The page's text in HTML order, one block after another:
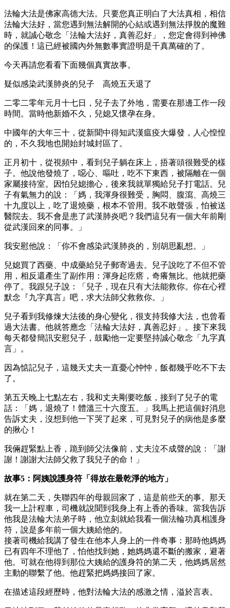
法輪大法是佛家高德大法。只要您真正明白了大法真相，相信
法輪大法好，當您遇到無法解開的心結或遇到無法掙脫的魔難
時，就誠心敬念「法輪大法好，真善忍好」，您定會得到神佛
的保護！這已經被國內外無數事實證明是千真萬確的了。
今天再請您看看下面幾個真實故事。
疑似感染武漢肺炎的兒子 高燒五天退了
二零二零年元月十七日，兒子去了外地，需要在那邊工作一段
時間。當時他新婚不久，兒媳又懷孕在身。
中國年的大年三十，從新聞中得知武漢瘟疫大爆發，人心惶惶
的，不久我地也開始封城封區了。
正月初十，從視頻中，看到兒子躺在床上，捂著頭很難受的樣
子。他說他發燒了，噁心、嘔吐，吃不下東西，被隔離在一個
家屬接待室。因怕兒媳擔心，後來我就單獨給兒子打電話。兒
子有氣無力的說：「媽，我渾身很難受，胸悶、腹瀉、高燒三
十九度以上，吃了退燒藥，根本不管用。我不敢聲張，怕被送
醫院去。我不會是患了武漢肺炎吧？我們這兒有一個大年前剛
從武漢回來的同事。」
我安慰他說：「你不會感染武漢肺炎的，別胡思亂想。」
兒媳買了西藥、中成藥給兒子郵寄過去。兒子說吃了不但不管
用，相反還產生了副作用：渾身起疙瘩，奇癢無比。他就把藥
停了。我跟兒子說：「兒子，現在只有大法能救你。你在心裡
默念『九字真言』吧，求大法師父救救你。」
兒子看到我修煉大法後的身心變化，很支持我修大法，也曾看
過大法書。他就答應念「法輪大法好，真善忍好」。接下來我
每天都發簡訊安慰兒子，鼓勵他一定要堅持誠心敬念「九字真
言」。
因為惦記兒子，這幾天丈夫一直憂心忡忡，飯都幾乎吃不下去
了。
第五天晚上七點左右，我和丈夫剛要吃飯，接到了兒子的電
話：「媽，退燒了！體溫三十六度五。」我馬上把這個好消息
告訴丈夫，沒想到他一下哭了起來，可見對兒子的病他是多麼
的揪心！
我倆趕緊點上香，跪到師父法像前，丈夫泣不成聲的說：「謝
謝！謝謝大法師父救了我兒子的命！」
故事5：阿姨說護身符「得放在最乾淨的地方」
就在第二天，失聯四年的母親回家了，這是前些天的事。那天
我一上計程車，司機就說聞到我身上有上香的香味。當我告訴
他我是法輪大法弟子時，他立刻就給我看一個法輪功真相護身
符，說是多年前一個大姨給他的。
接著司機給我講了發生在他本人身上的一件奇事：那時他媽媽
已有四年不理他了，怕他找到她，她媽媽還不斷的搬家，避著
他。可就在他得到那位大姨給的護身符的第二天，他媽媽居然
主動的聯繫了他。他趕緊把媽媽接回了家。
在描述這段經歷時，他對法輪大法的感激之情，溢於言表。